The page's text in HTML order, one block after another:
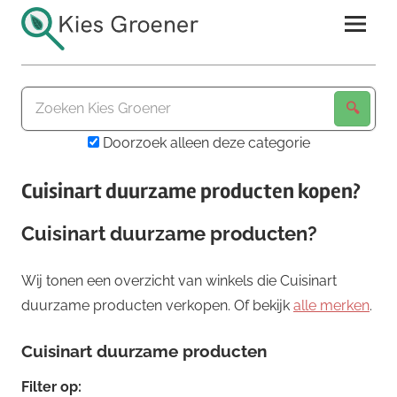
naar
inhoudKies
GroenerDoorzoek alleen deze categorie
Cuisinart duurzame producten kopen?
Cuisinart duurzame producten?
Wij tonen een overzicht van winkels die Cuisinart
duurzame producten verkopen. Of bekijk alle merken.
Cuisinart duurzame producten
Filter op: